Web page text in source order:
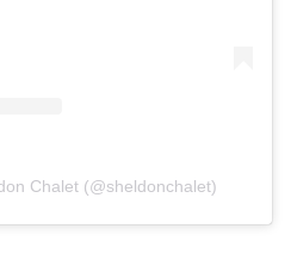
Chalet (@sheldonchalet)